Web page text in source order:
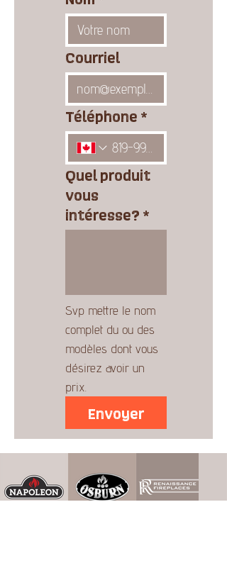
Courriel
Téléphone *
Quel produit
vous
intéresse? *
Svp mettre le nom
complet du ou des
modèles dont vous
désirez avoir un
prix.
Envoyer